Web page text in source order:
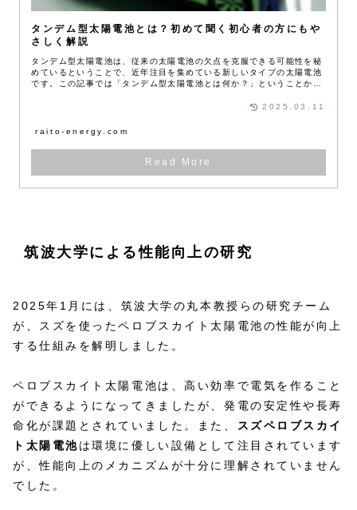
タンデム型太陽電池とは？初めて聞く初心者の方にもや
さしく解説
タンデム型太陽電池は、従来の太陽電池の欠点を克服できる可能性を秘
めているということで、近年注目を集めている新しいタイプの太陽電池
です。この記事では「タンデム型太陽電池とは何か？」ということか
raito-energy.com
2025.03.11
筑波大学による性能向上の研究
2025年1月には、筑波大学の丸本教授らの研究チーム
が、スズを使ったペロブスカイト太陽電池の性能が向上
する仕組みを解明しました。​
ペロブスカイト太陽電池は、高い効率で電気を作ること
ができるようになってきましたが、発電の安定性や長寿
命化が課題とされていました。​また、
スズペロブスカイ
ト太陽電池は環境に優しい設備として注目されています
が、性能向上のメカニズムが十分に理解されていません
でした。​